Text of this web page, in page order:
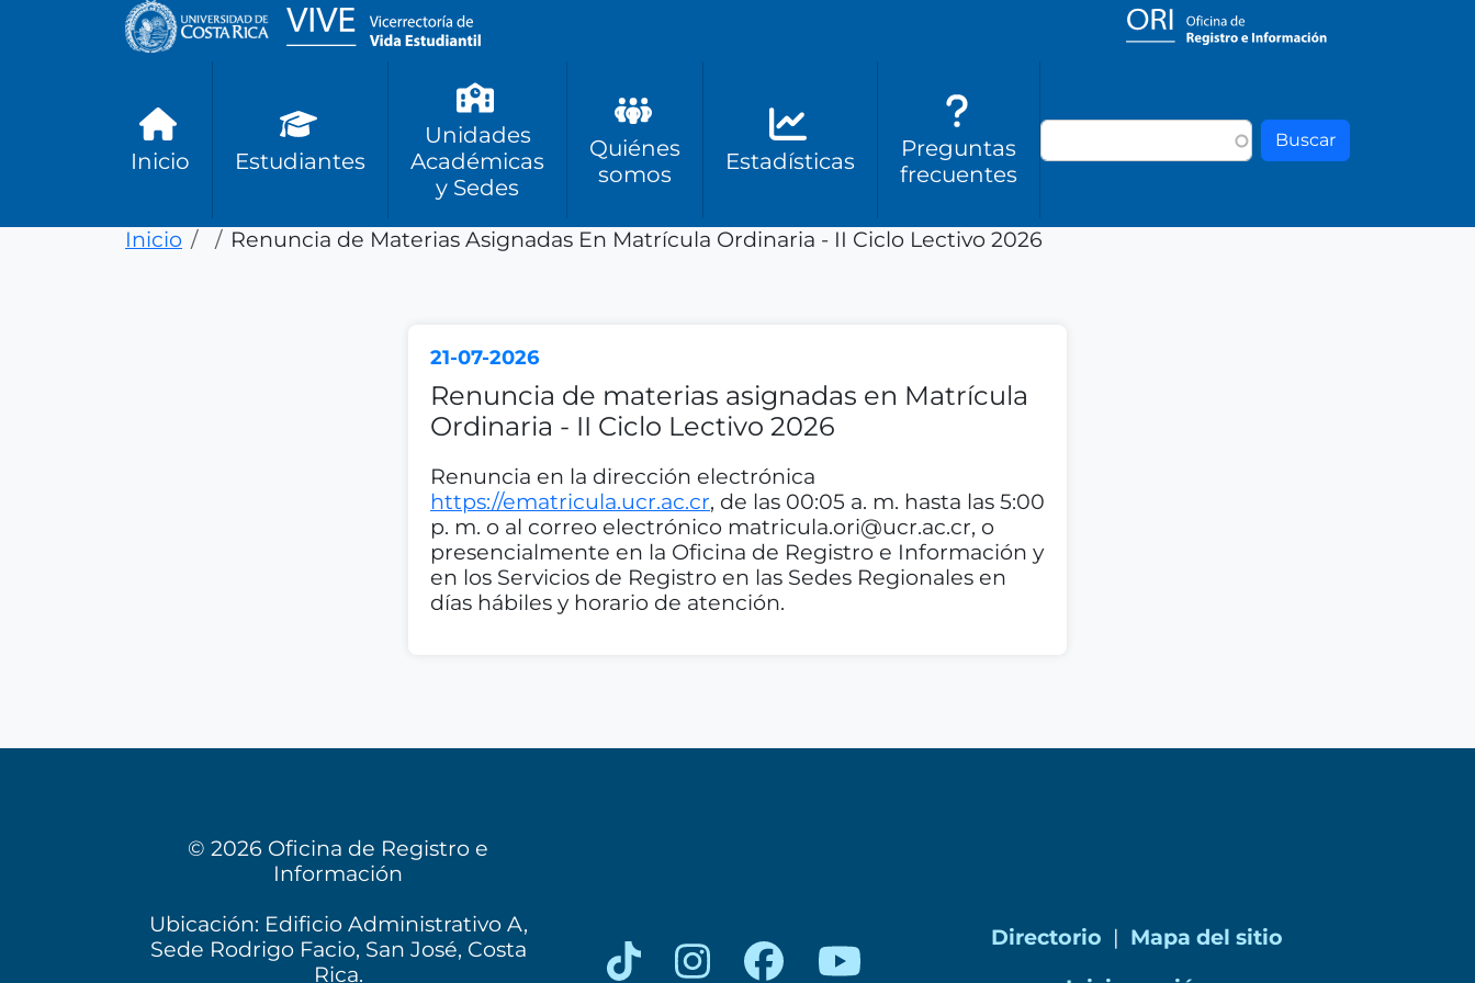
Pasar al contenido principal
Inicio Estudiantes
Unidades
Académicas
y Sedes
Quiénes
somos
Estadísticas
Preguntas
frecuentes
Ruta de navegación
Inicio Renuncia de Materias Asignadas En Matrícula Ordinaria - II Ciclo Lectivo 2026
21-07-2026
Renuncia de materias asignadas en Matrícula
Ordinaria - II Ciclo Lectivo 2026
Renuncia en la dirección electrónica
https://ematricula.ucr.ac.cr, de las 00:05 a. m. hasta las 5:00
p. m. o al correo electrónico matricula.ori@ucr.ac.cr, o
presencialmente en la Oficina de Registro e Información y
en los Servicios de Registro en las Sedes Regionales en
días hábiles y horario de atención.
© 2026 Oficina de Registro e
Información
Ubicación: Edificio Administrativo A,
Sede Rodrigo Facio, San José, Costa
Rica.
Directorio | Mapa del sitio